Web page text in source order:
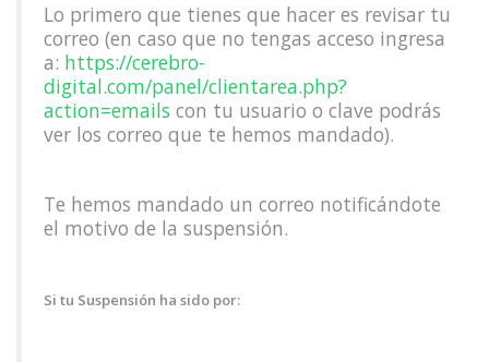
Lo primero que tienes que hacer es revisar tu
correo (en caso que no tengas acceso ingresa
a: https://cerebro-
digital.com/panel/clientarea.php?
action=emails con tu usuario o clave podrás
ver los correo que te hemos mandado).
Te hemos mandado un correo notificándote
el motivo de la suspensión.
Si tu Suspensión ha sido por: